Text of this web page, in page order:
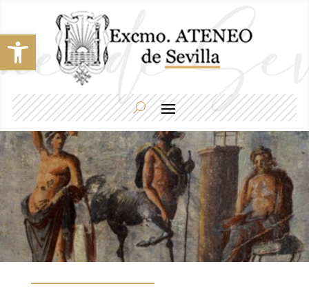
Abrir barra de herramientas